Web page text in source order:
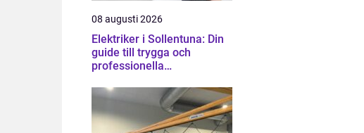
08 augusti 2026
Elektriker i Sollentuna: Din
guide till trygga och
professionella